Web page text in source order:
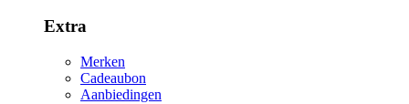
Extra
Merken
Cadeaubon
Aanbiedingen